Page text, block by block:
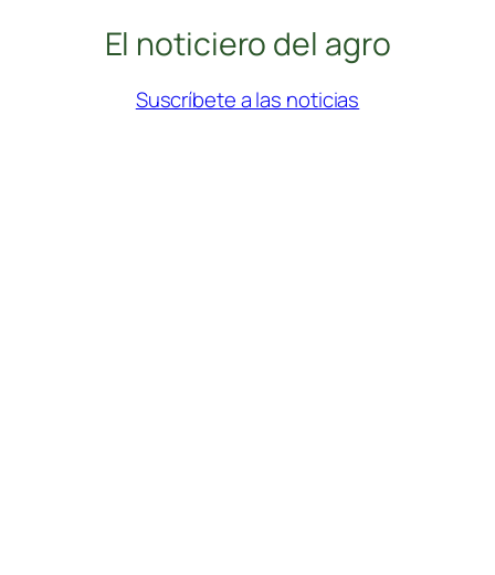
El noticiero del agro
Suscríbete a las noticias